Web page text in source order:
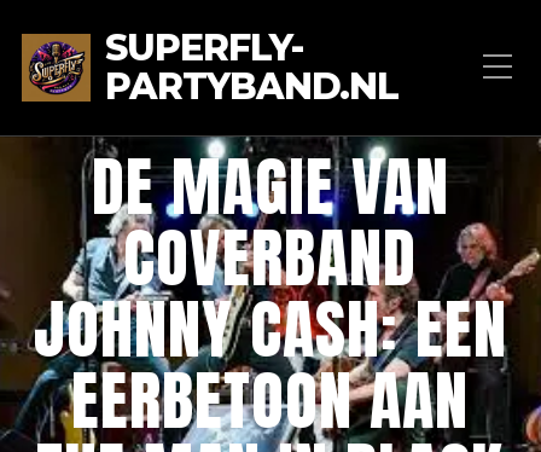
SUPERFLY-
PARTYBAND.NL
DE MAGIE VAN
COVERBAND
JOHNNY CASH: EEN
EERBETOON AAN